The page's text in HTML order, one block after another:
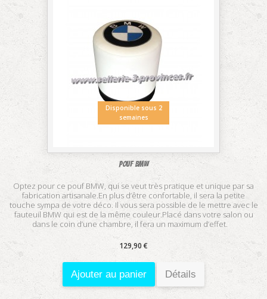
Disponible sous 2
semaines
Pouf BMW
Optez pour ce pouf BMW, qui se veut très pratique et unique par sa
fabrication artisanale.En plus d’être confortable, il sera la petite
touche sympa de votre déco. Il vous sera possible de le mettre avec le
fauteuil BMW qui est de la même couleur.Placé dans votre salon ou
dans le coin d’une chambre, il fera un maximum d’effet.
129,90 €
Ajouter au panier Détails